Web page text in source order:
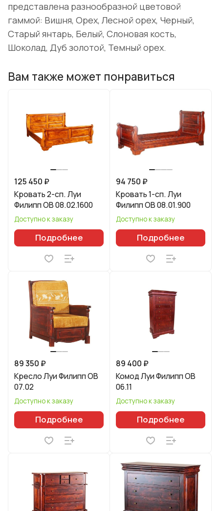
представлена разнообразной цветовой
гаммой: Вишня, Орех, Лесной орех, Черный,
Старый янтарь, Белый, Слоновая кость,
Шоколад, Дуб золотой, Темный орех.
Вам также может понравиться
125 450 ₽
Кровать 2-сп. Луи
Филипп ОВ 08.02.1600
Доступно к заказу
Подробнее
94 750 ₽
Кровать 1-сп. Луи
Филипп ОВ 08.01.900
Доступно к заказу
Подробнее
89 350 ₽
Кресло Луи Филипп ОВ
07.02
Доступно к заказу
Подробнее
89 400 ₽
Комод Луи Филипп ОВ
06.11
Доступно к заказу
Подробнее